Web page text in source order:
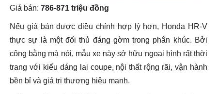
Giá bán: 786-871 triệu đồng
Nếu giá bán được điều chỉnh hợp lý hơn, Honda HR-V
thực sự là một đối thủ đáng gờm trong phân khúc. Bởi
công bằng mà nói, mẫu xe này sở hữu ngoại hình rất thời
trang với kiểu dáng lai coupe, nội thất rộng rãi, vận hành
bền bỉ và giá trị thương hiệu mạnh.